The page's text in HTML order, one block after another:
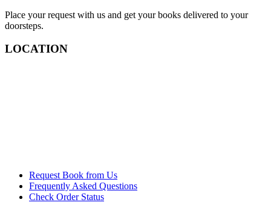
Place your request with us and get your books delivered to your
doorsteps.
LOCATION
Request Book from Us
Frequently Asked Questions
Check Order Status